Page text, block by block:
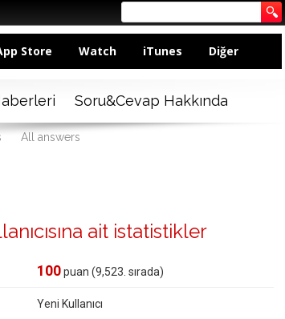
Store Watch iTunes Diğer
Soru&Cevap Hakkında
All answers
ait istatistikler
100puan (9,523 . sırada)
Yeni Kullanıcı